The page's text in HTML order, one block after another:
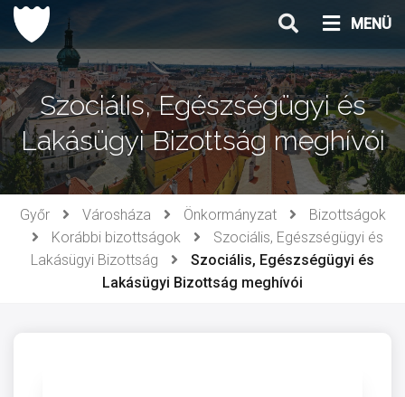
Ugrás
tartalomhoz
MENÜ
Szociális, Egészségügyi és
Lakásügyi Bizottság meghívói
Győr Városháza Önkormányzat
Bizottságok
Korábbi bizottságok
Szociális, Egészségügyi és
Lakásügyi Bizottság
Szociális, Egészségügyi és
Lakásügyi Bizottság meghívói